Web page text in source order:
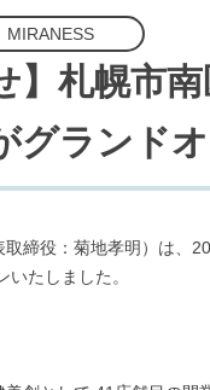
MIRANESS
】札幌市
グランド
締役：菊地孝明）は、
たしました。